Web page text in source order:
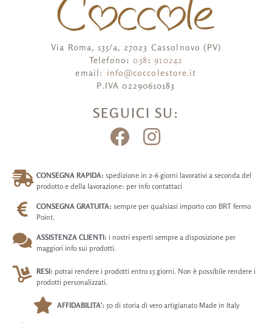
Via Roma, 135/a, 27023 Cassolnovo (PV)
Telefono: 0381 910242
email: info@coccolestore.it
P.IVA 02290610183
SEGUICI SU:
CONSEGNA RAPIDA: spedizione in 2-6 giorni lavorativi a seconda del
prodotto e della lavorazione: per info contattaci
CONSEGNA GRATUITA: sempre per qualsiasi importo con BRT fermo
Point.
ASSISTENZA CLIENTI: i nostri esperti sempre a disposizione per
maggiori info sui prodotti.
RESI: potrai rendere i prodotti entro 15 giorni. Non è possibile rendere i
prodotti personalizzati.
AFFIDABILITA’: 50 di storia di vero artigianato Made in Italy